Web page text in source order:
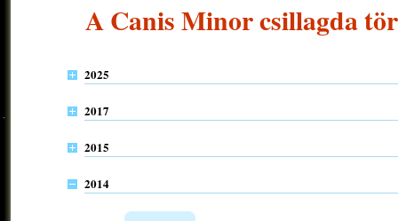
A Canis Minor csillagda
2025
2017
2015
2014